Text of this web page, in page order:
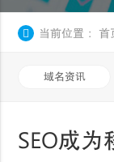
当前位置： 首
域名资讯
SEO成